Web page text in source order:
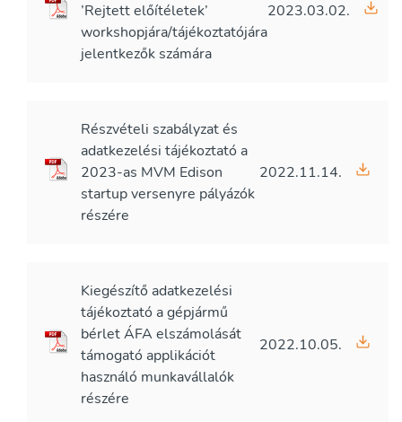
’Rejtett előítéletek’
workshopjára/tájékoztatójára
jelentkezők számára
2023.03.02.
Részvételi szabályzat és
adatkezelési tájékoztató a
2023-as MVM Edison
startup versenyre pályázók
részére
2022.11.14.
Kiegészítő adatkezelési
tájékoztató a gépjármű
bérlet ÁFA elszámolását
támogató applikációt
használó munkavállalók
részére
2022.10.05.